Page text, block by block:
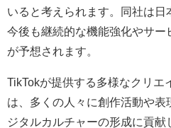
いると考えられます。同社は日
今後も継続的な機能強化やサー
が予想されます。
TikTokが提供する多様なクリエ
は、多くの人々に創作活動や
ジタルカルチャーの形成に貢